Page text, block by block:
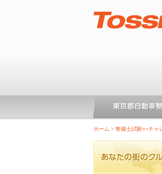
ホーム > 整備士試験○×チャ